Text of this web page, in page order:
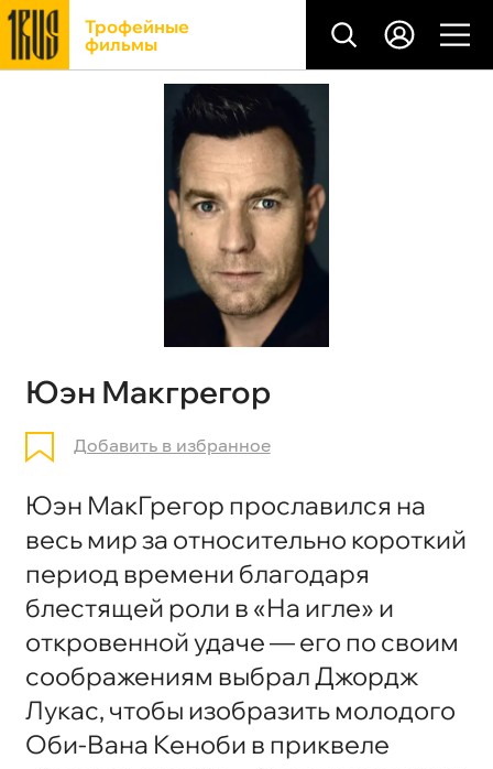
Трофейные
фильмы
Юэн Макгрегор
Добавить в избранное
Юэн МакГрегор прославился на
весь мир за относительно короткий
период времени благодаря
блестящей роли в «На игле» и
откровенной удаче — его по своим
соображениям выбрал Джордж
Лукас, чтобы изобразить молодого
Оби-Вана Кеноби в приквеле